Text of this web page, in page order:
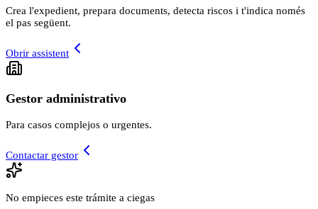
Crea l'expedient, prepara documents, detecta riscos i t'indica només
el pas següent.
Obrir assistent
Gestor administrativo
Para casos complejos o urgentes.
Contactar gestor
No empieces este trámite a ciegas